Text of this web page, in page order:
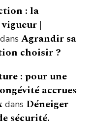
: la
|
dans Agrandir sa
choisir ?
: pour une
accrues
dans Déneiger
sécurité.